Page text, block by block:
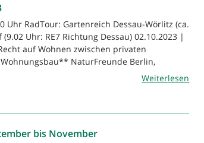
Uhr RadTour: Gartenreich Dessau-Wörlitz (ca.
Uhr: RE7 Richtung Dessau) 02.10.2023 |
auf Wohnen zwischen privaten
NaturFreunde Berlin,
Weiterlesen
bis November